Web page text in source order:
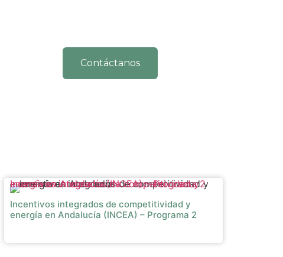
Contáctanos
Incentivos integrados de competitividad y energía en Andalucía (INCEA) – Programa 2
Incentivos integrados de competitividad y
energía en Andalucía (INCEA) – Programa 2